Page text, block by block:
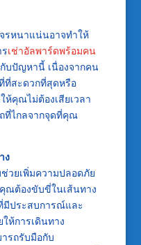
รหนาแน่นอาจทำให้
เช่าอัลพาร์ดพร้อมคน
บปัญหานี้ เนื่องจากคน
ที่สะดวกที่สุดหรือ
ห้คุณไม่ต้องเสียเวลา
ที่ไกลจากจุดที่คุณ
ง
วยเพิ่มความปลอดภัย
ณต้องขับขี่ในเส้นทาง
ประสบการณ์และ
ห้การเดินทาง
รถรับมือกับ